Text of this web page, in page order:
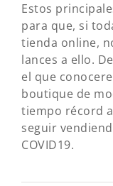
Estos
para que, si
tienda online,
lances a ello.
el que
boutique de
tiempo récord
seguir
COVID19.